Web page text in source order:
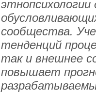
этнопсихологии
сообщества.
тенденций
так и внешнее
повышает